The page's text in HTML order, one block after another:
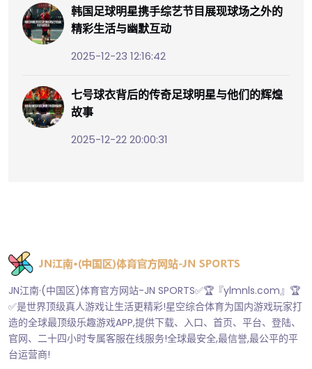
韩国足球明星携手综艺节目展现球场之外的
精彩生活与幽默互动
2025-12-23 12:16:42
七号球衣背后的传奇足球明星与他们的辉煌
故事
2025-12-22 20:00:31
JN江南·(中国区)体育官方网站-JN SPORTS✅🏆『ylmnls.com』🏆
✅是世界顶级真人游戏让生活更精彩!星空综合体育为国内游戏玩家打
造的全球最顶级乐趣游戏APP,提供下载、入口、首页、平台、登陆、
官网、二十四小时专属客服在线服务!全球最安全,最信誉,最公平的平
台运营商!